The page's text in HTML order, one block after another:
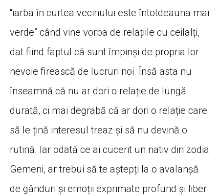
“iarba în curtea vecinului este întotdeauna mai
verde” când vine vorba de relațiile cu ceilalți,
dat fiind faptul că sunt împinși de propria lor
nevoie firească de lucruri noi. Însă asta nu
înseamnă că nu ar dori o relație de lungă
durată, ci mai degrabă că ar dori o relație care
să le țină interesul treaz și să nu devină o
rutină. Iar odată ce ai cucerit un nativ din zodia
Gemeni, ar trebui să te aștepți la o avalanșă
de gânduri și emoții exprimate profund și liber